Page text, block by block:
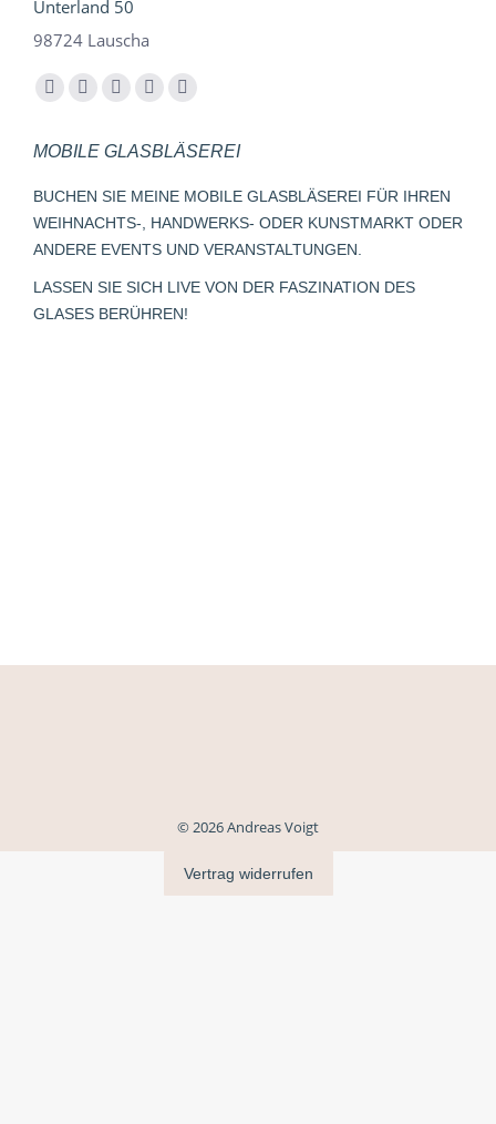
Unterland 50
98724 Lauscha
Finden Sie uns auf:
Facebook
opens
in
new
window
YouTube
opens
in
new
window
Instagram
opens
in
new
window
E-
page
opens
in
new
Whatsapp
opens
in
new
window
MOBILE GLASBLÄSEREI
BUCHEN SIE MEINE MOBILE GLASBLÄSEREI FÜR IHREN
WEIHNACHTS-, HANDWERKS- ODER KUNSTMARKT ODER
ANDERE EVENTS UND VERANSTALTUNGEN.
LASSEN SIE SICH LIVE VON DER FASZINATION DES
GLASES BERÜHREN!
© 2026 Andreas Voigt
Vertrag widerrufen